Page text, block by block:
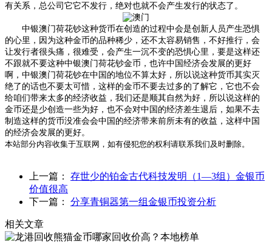
有关系，总公司它它不发行，绝对也就不会产生发行的状态了。
中银澳门荷花钞这种货币在创造的过程中会是创新人员产生恐惧
的心里，因为这种金币的品种稀少，还不太容易销售，不好推行，会
让发行者很头痛，很难受，会产生一沉不变的恐惧心里，要是这样还
不跟就不要这种中银澳门荷花钞金币，也许中国经济会发展的更好
啊，中银澳门荷花钞在中国的地位不算太好，所以说这种货币其实灭
绝了的话也不要太可惜，这样的金币不要去过多的了解它，它也不会
给咱们带来太多的经济收益，我们还是顺其自然为好，所以说这样的
金币还是少创造一些为好，也不会对中国的经济差生退后，如果不去
制造这样的货币没准会会中国的经济带来前所未有的收益，这样中国
的经济会发展的更好。
本站部分内容收集于互联网，如有侵犯您的权利请联系我们及时删除。
上一篇： 存世少的铂金古代科技发明（1—3组）金银币
价值很高
下一篇： 分享青铜器第一组金银币投资分析
相关文章